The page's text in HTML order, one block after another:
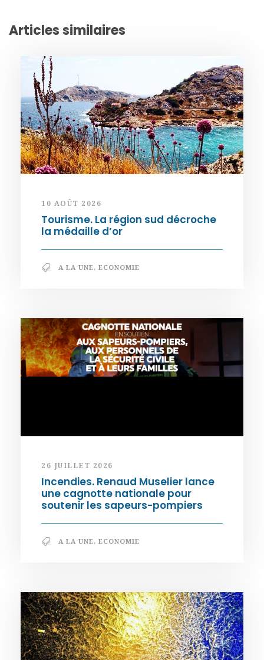
Articles similaires
10 AOÛT 2026
Tourisme. La région sud décroche
la médaille d’or
A LA UNE, ECONOMIE
26 JUILLET 2026
Incendies. Renaud Muselier lance
une cagnotte nationale pour
soutenir les sapeurs-pompiers
A LA UNE, ECONOMIE